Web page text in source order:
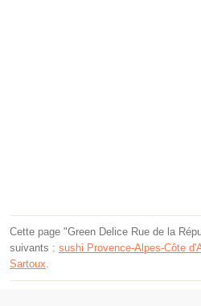
Cette page "Green Delice Rue de la
suivants : sushi Provence-Alpes-Côte
Sartoux.